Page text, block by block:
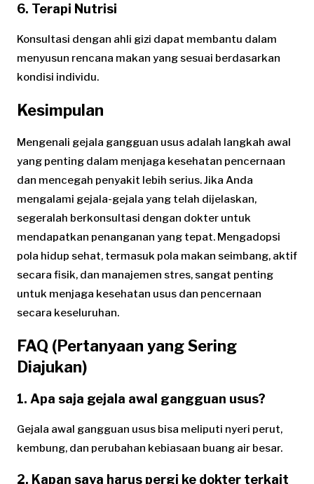
6. Terapi Nutrisi
Konsultasi dengan ahli gizi dapat membantu dalam
menyusun rencana makan yang sesuai berdasarkan
kondisi individu.
Kesimpulan
Mengenali gejala gangguan usus adalah langkah awal
yang penting dalam menjaga kesehatan pencernaan
dan mencegah penyakit lebih serius. Jika Anda
mengalami gejala-gejala yang telah dijelaskan,
segeralah berkonsultasi dengan dokter untuk
mendapatkan penanganan yang tepat. Mengadopsi
pola hidup sehat, termasuk pola makan seimbang, aktif
secara fisik, dan manajemen stres, sangat penting
untuk menjaga kesehatan usus dan pencernaan
secara keseluruhan.
FAQ (Pertanyaan yang Sering
Diajukan)
1. Apa saja gejala awal gangguan usus?
Gejala awal gangguan usus bisa meliputi nyeri perut,
kembung, dan perubahan kebiasaan buang air besar.
2. Kapan saya harus pergi ke dokter terkait